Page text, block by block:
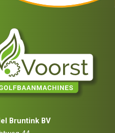
Bruntink BV